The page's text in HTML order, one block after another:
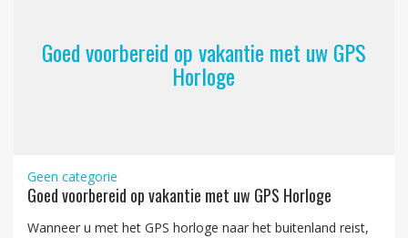
Goed voorbereid op vakantie met uw GPS
Horloge
Geen categorie
Goed voorbereid op vakantie met uw GPS Horloge
Wanneer u met het GPS horloge naar het buitenland reist,